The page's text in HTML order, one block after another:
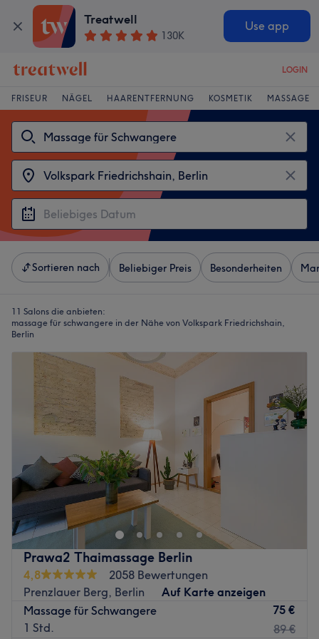
Treatwell
130K
Use app
LOGIN
FRISEUR NÄGEL HAARENTFERNUNG KOSMETIK MASSAGE
Sortieren nach Beliebiger Preis Besonderheiten
11 Salons die anbieten:
massage für schwangere in der Nähe von Volkspark Friedrichshain,
Berlin
Prawa2 Thaimassage Berlin
4,8
2058 Bewertungen
Prenzlauer Berg, Berlin
Auf Karte anzeigen
Massage für Schwangere
1 Std.
75 €
89 €